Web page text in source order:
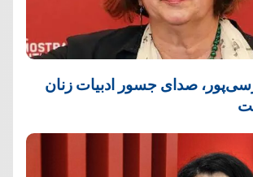
صدای جسور ادبیات زنان